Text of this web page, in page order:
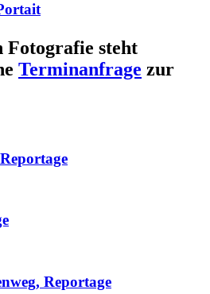
Fotografie steht
Terminanfrage zur
Reportage